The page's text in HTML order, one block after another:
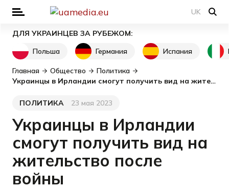
UK
ДЛЯ УКРАИНЦЕВ ЗА РУБЕЖОМ:
Польша
Германия Испания
Главная Общество
Политика
Украинцы в Ирландии смогут получить вид на жительство после войны
Категория
ПОЛИТИКА
Дата публикации
23 мая 2023
Украинцы в Ирландии
смогут получить вид на
жительство после
войны